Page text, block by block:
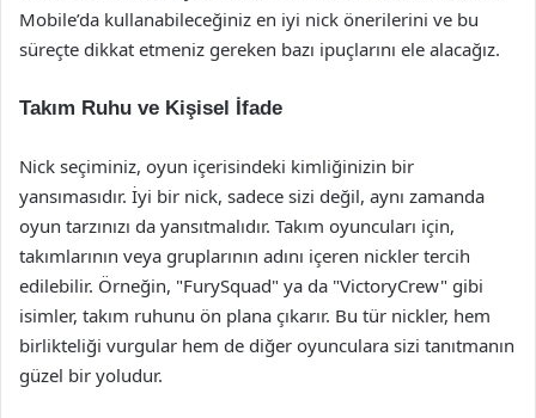
Mobile’da kullanabileceğiniz en iyi nick önerilerini ve bu
süreçte dikkat etmeniz gereken bazı ipuçlarını ele alacağız.
Takım Ruhu ve Kişisel İfade
Nick seçiminiz, oyun içerisindeki kimliğinizin bir
yansımasıdır. İyi bir nick, sadece sizi değil, aynı zamanda
oyun tarzınızı da yansıtmalıdır. Takım oyuncuları için,
takımlarının veya gruplarının adını içeren nickler tercih
edilebilir. Örneğin, "FurySquad" ya da "VictoryCrew" gibi
isimler, takım ruhunu ön plana çıkarır. Bu tür nickler, hem
birlikteliği vurgular hem de diğer oyunculara sizi tanıtmanın
güzel bir yoludur.